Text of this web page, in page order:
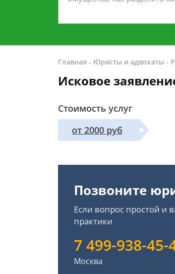
Главная - Юристы и адвокаты -
Исковое
Стоимость услуг
от 2000 руб
Позвоните
Если вопрос простой и
практики
7 499-938-45-
Москва